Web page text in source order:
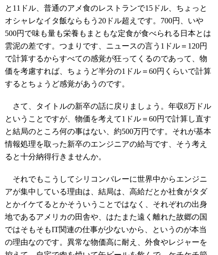
と11ドル、普通のアメ食のレストランで15ドル、ちょっと
オシャレなイタ飯ならもう20ドル超えです。700円、いや
500円で味も量も栄養もまともな定食が食べられる日本とは
雲泥の差です。つまりです、ニュースの言う1ドル＝120円
で計算するからすべての感覚が狂ってくるのであって、物
価を考慮すれば、ちょうど半分の1ドル＝60円くらいで計算
するとちょうど感覚があうのです。
さて、タイトルの新卒の話に戻りましょう。年収8万ドル
ということですが、物価を考えて1ドル＝60円で計算し直す
と結局のところ何の事はない、約500万円です。それが基本
情報処理を取った新卒のエンジニアの給与です、そう考え
ると十分納得行きませんか。
それでもこうしてシリコンバレーに世界中からエンジニ
アが集中している理由は、結局は、高給だとか社食がタダ
とかイケてるとかそういうことではなく、それぞれの出身
地であるアメリカの田舎や、はたまた遠く離れた故郷の国
ではそもそもIT関連の仕事が少ないから、というのが本当
の理由なのです。異常な物価高に耐え、外食やレジャーを